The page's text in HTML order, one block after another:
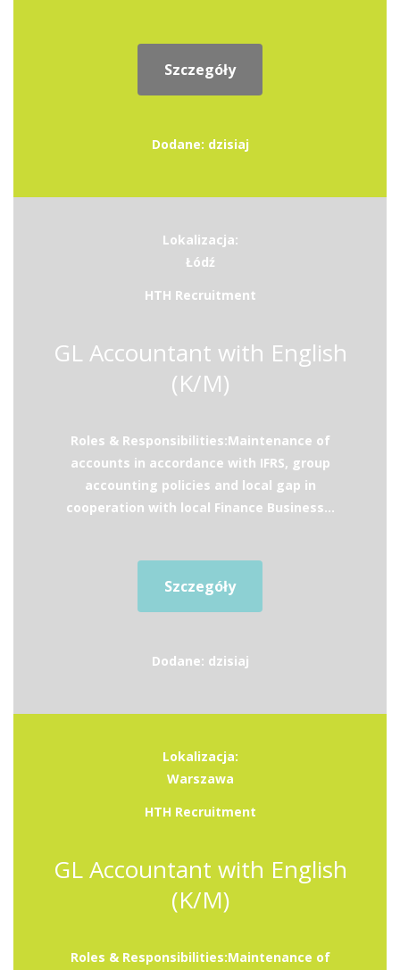
Szczegóły
Dodane: dzisiaj
Lokalizacja:
Łódź
HTH Recruitment
GL Accountant with English
(K/M)
Roles & Responsibilities:Maintenance of
accounts in accordance with IFRS, group
accounting policies and local gap in
cooperation with local Finance Business...
Szczegóły
Dodane: dzisiaj
Lokalizacja:
Warszawa
HTH Recruitment
GL Accountant with English
(K/M)
Roles & Responsibilities:Maintenance of